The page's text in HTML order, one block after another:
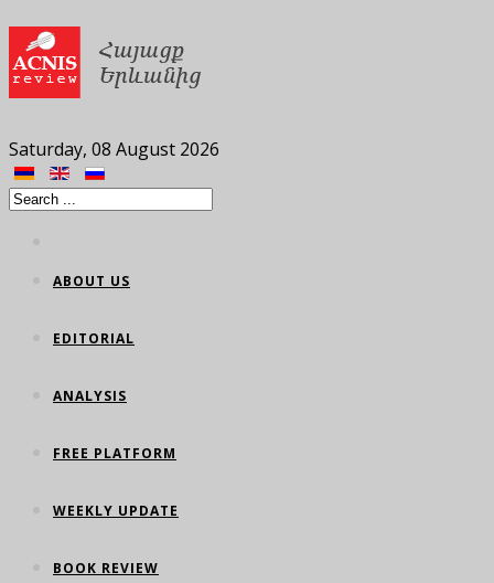
Saturday, 08 August 2026
ABOUT US
EDITORIAL
ANALYSIS
FREE PLATFORM
WEEKLY UPDATE
BOOK REVIEW